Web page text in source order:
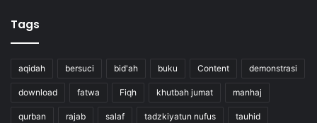
Tags
aqidah bersuci bid'ah buku Content demonstrasi
download fatwa Fiqh khutbah jumat manhaj
qurban rajab salaf tadzkiyatun nufus tauhid